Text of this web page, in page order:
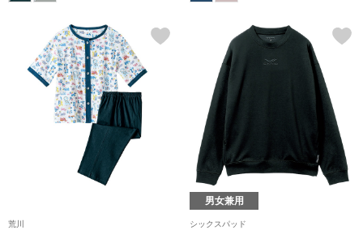
帽子
ネクタイ
マフラー／ス
スカーフ／ス
荒川
男女兼用
シックスパッド